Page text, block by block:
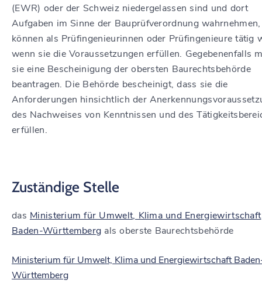
(EWR) oder der Schweiz niedergelassen sind und dort
Aufgaben im Sinne der Bauprüfverordnung wahrnehmen,
können als Prüfingenieurinnen oder Prüfingenieure tätig
wenn sie die Voraussetzungen erfüllen. Gegebenenfalls
sie eine Bescheinigung der obersten Baurechtsbehörde
beantragen. Die Behörde bescheinigt, dass sie die
Anforderungen hinsichtlich der
des Nachweises von Kenntnissen und des
erfüllen.
Zuständige Stelle
das Ministerium für Umwelt, Klima und Energiewirtschaft
Baden-Württemberg als oberste Baurechtsbehörde
Ministerium für Umwelt, Klima und Energiewirtschaft
Württemberg